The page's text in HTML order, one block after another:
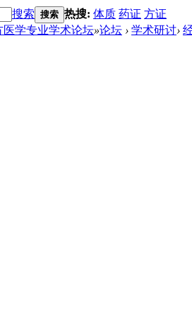
搜索 搜索 热搜: 体质 药证 方证
学专业学术论坛»论坛 › 学术研讨›